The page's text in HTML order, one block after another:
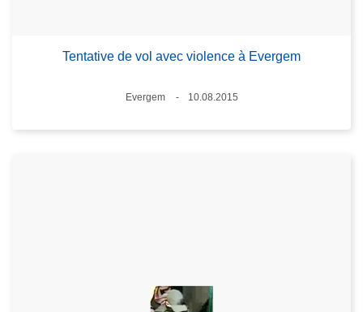
Tentative de vol avec violence à Evergem
Lieux
Evergem
10.08.2015